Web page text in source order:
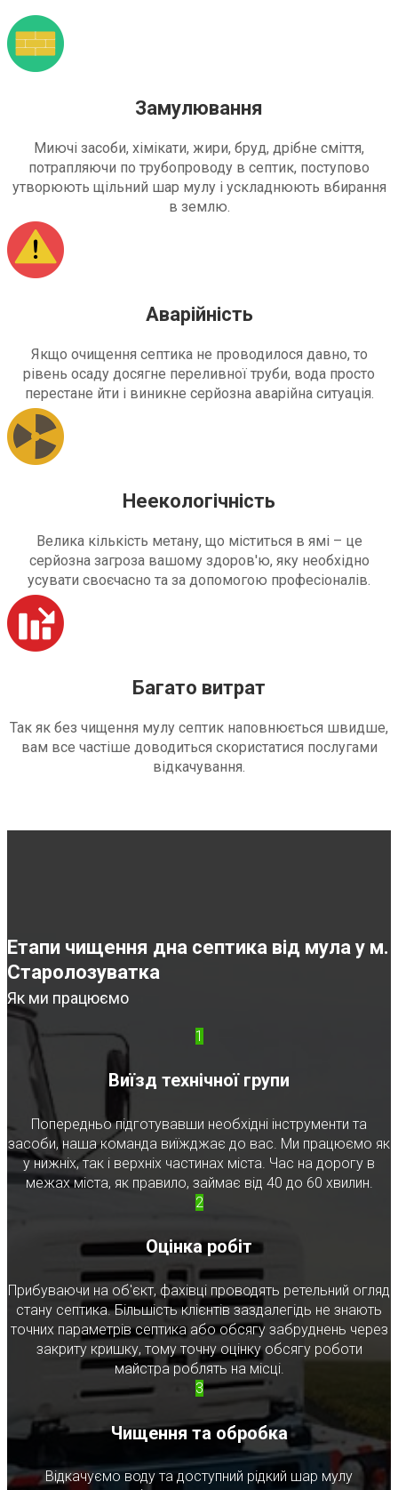
Замулювання
Миючі засоби, хімікати, жири, бруд, дрібне сміття,
потрапляючи по трубопроводу в септик, поступово
утворюють щільний шар мулу і ускладнюють вбирання
в землю.
Аварійність
Якщо очищення септика не проводилося давно, то
рівень осаду досягне переливної труби, вода просто
перестане йти і виникне серйозна аварійна ситуація.
Неекологічність
Велика кількість метану, що міститься в ямі – це
серйозна загроза вашому здоров'ю, яку необхідно
усувати своєчасно та за допомогою професіоналів.
Багато витрат
Так як без чищення мулу септик наповнюється швидше,
вам все частіше доводиться скористатися послугами
відкачування.
Етапи чищення дна септика від мула у м.
Старолозуватка
Як ми працюємо
1
Виїзд технічної групи
Попередньо підготувавши необхідні інструменти та
засоби, наша команда виїжджає до вас. Ми працюємо як
у нижніх, так і верхніх частинах міста. Час на дорогу в
межах міста, як правило, займає від 40 до 60 хвилин.
2
Оцінка робіт
Прибуваючи на об'єкт, фахівці проводять ретельний огляд
стану септика. Більшість клієнтів заздалегідь не знають
точних параметрів септика або обсягу забруднень через
закриту кришку, тому точну оцінку обсягу роботи
майстра роблять на місці.
3
Чищення та обробка
Відкачуємо воду та доступний рідкий шар мулу